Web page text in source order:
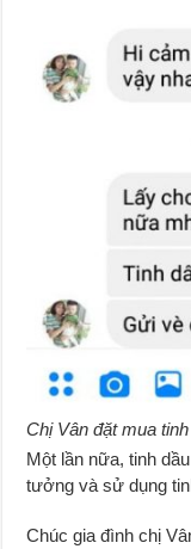
Chị Vân đặt mua
Một lần nữa, tinh
tưởng và sử dụng
Chúc gia đình chị